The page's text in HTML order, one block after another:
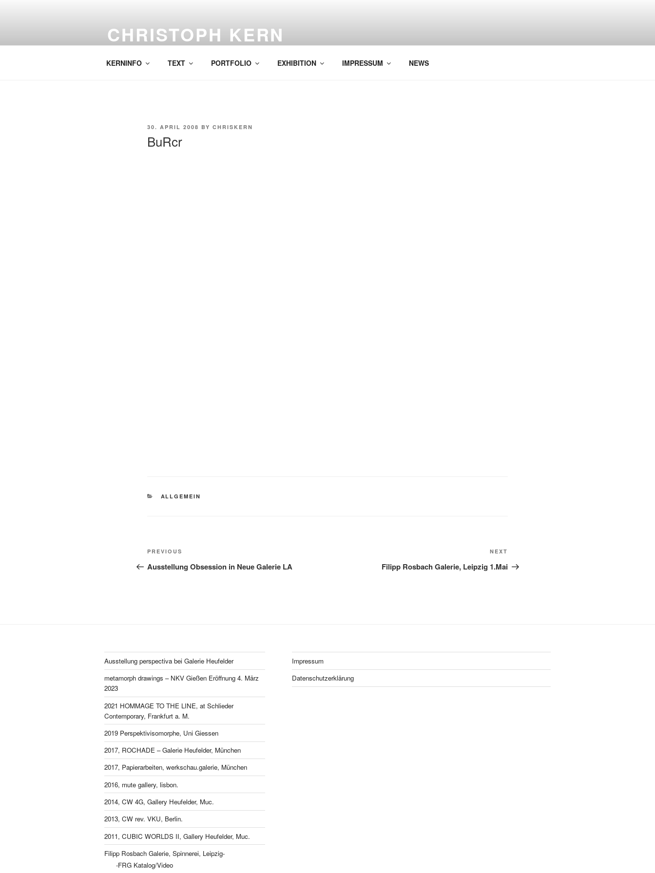
CHRISTOPH KERN
KERNINFO TEXT PORTFOLIO EXHIBITION IMPRESSUM NEWS
POSTED
30. APRIL 2008 BY CHRISKERN
BuRcr
CATEGORIES
ALLGEMEIN
Post
navigation
Previous
Post
PREVIOUS
Ausstellung Obsession in Neue Galerie LA
Post
NEXT
Filipp Rosbach Galerie, Leipzig 1.Mai
Ausstellung perspectiva bei Galerie Heufelder
metamorph drawings – NKV Gießen Eröffnung 4. März
2023
2021 HOMMAGE TO THE LINE, at Schlieder
Contemporary, Frankfurt a. M.
2019 Perspektivisomorphe, Uni Giessen
2017, ROCHADE – Galerie Heufelder, München
2017, Papierarbeiten, werkschau.galerie, München
2016, mute gallery, lisbon.
2014, CW 4G, Gallery Heufelder, Muc.
2013, CW rev. VKU, Berlin.
2011, CUBIC WORLDS II, Gallery Heufelder, Muc.
Filipp Rosbach Galerie, Spinnerei, Leipzig-
-FRG Katalog/Video
Impressum
Datenschutzerklärung